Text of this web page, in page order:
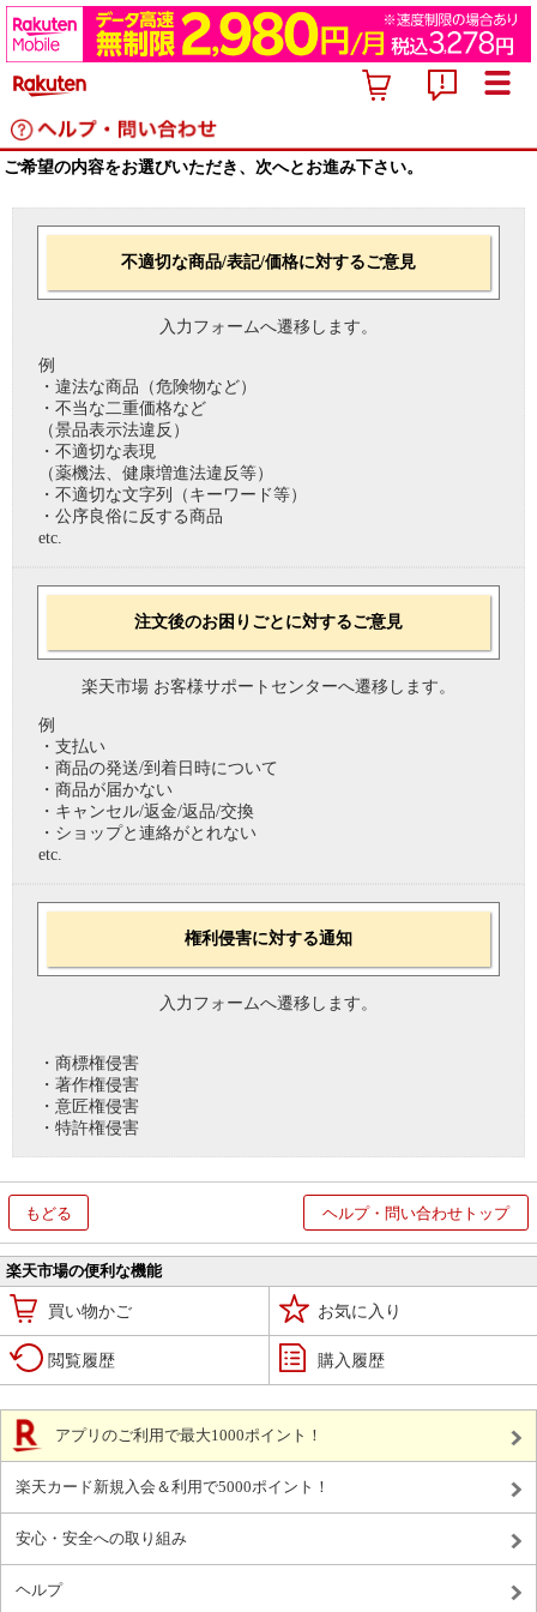
ご希望の内容をお選びいただき、次へとお進み下さい。
不適切な商品/表記/価格に対するご意見
入力フォームへ遷移します。
例
・違法な商品（危険物など）
・不当な二重価格など
（景品表示法違反）
・不適切な表現
（薬機法、健康増進法違反等）
・不適切な文字列（キーワード等）
・公序良俗に反する商品
etc.
注文後のお困りごとに対するご意見
楽天市場 お客様サポートセンターへ遷移します。
例
・支払い
・商品の発送/到着日時について
・商品が届かない
・キャンセル/返金/返品/交換
・ショップと連絡がとれない
etc.
権利侵害に対する通知
入力フォームへ遷移します。
・商標権侵害
・著作権侵害
・意匠権侵害
・特許権侵害
もどる ヘルプ・問い合わせトップ
楽天市場の便利な機能
買い物かご お気に入り
閲覧履歴 購入履歴
アプリのご利用で最大1000ポイント！
楽天カード新規入会＆利用で5000ポイント！
安心・安全への取り組み
ヘルプ